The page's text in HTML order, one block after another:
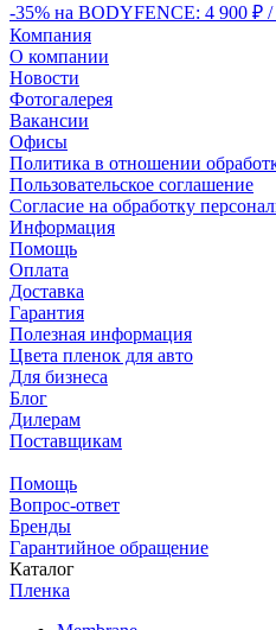
-35% на BODYFENCE: 4 900 ₽ /
Компания
О компании
Новости
Фотогалерея
Вакансии
Офисы
Политика в отношении
Пользовательское соглашение
Согласие на обработку
Информация
Помощь
Оплата
Доставка
Гарантия
Полезная информация
Цвета пленок для авто
Для бизнеса
Блог
Дилерам
Поставщикам
Помощь
Вопрос-ответ
Бренды
Гарантийное обращение
Каталог
Пленка